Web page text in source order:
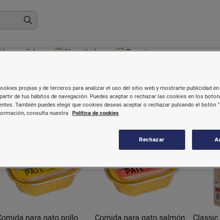
vendidos Novedades Recetas
propias y de terceros para analizar el uso del sitio web y mostrarte publicidad
de tus hábitos de navegación. Puedes aceptar o rechazar las cookies en los
También puedes elegir que cookies deseas aceptar o rechazar pulsando el botón
consulta nuestra Política de cookies
Rechazar